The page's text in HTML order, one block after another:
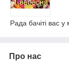
Рада бачіті вас у
Про нас